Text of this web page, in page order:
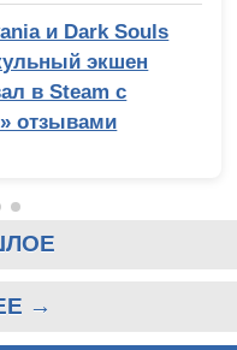
и Dark Souls
экшен
в Steam с
отзывами
→